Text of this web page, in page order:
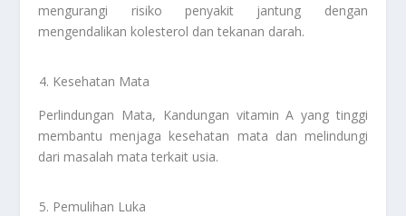
mengurangi risiko penyakit jantung dengan
mengendalikan kolesterol dan tekanan darah.
Kesehatan Mata
Perlindungan Mata, Kandungan vitamin A yang tinggi
membantu menjaga kesehatan mata dan melindungi
dari masalah mata terkait usia.
Pemulihan Luka